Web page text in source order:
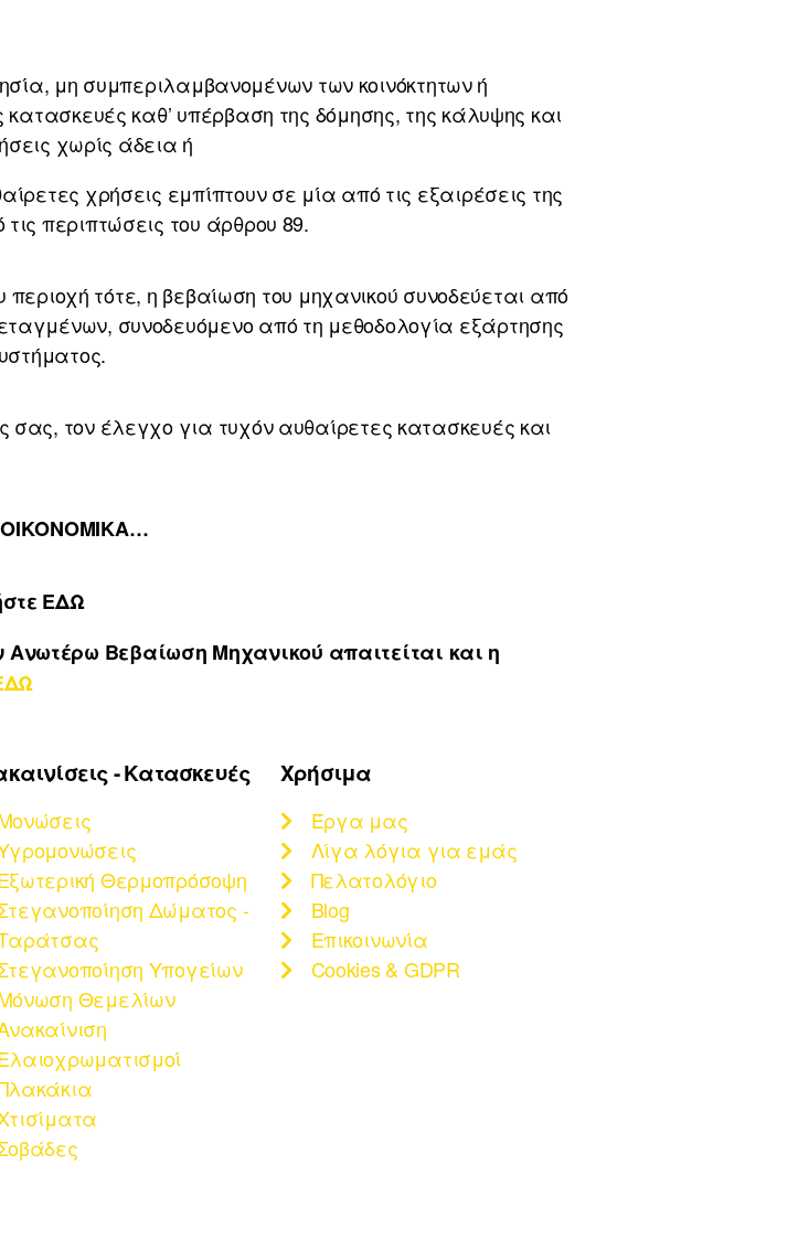
μη συμπεριλαμβανομένων των κοινόκτητων ή
καθ’ υπέρβαση της δόμησης, της κάλυψης και
χωρίς άδεια ή
χρήσεις εμπίπτουν σε μία από τις εξαιρέσεις της
περιπτώσεις του άρθρου 89.
περιοχή τότε, η βεβαίωση του μηχανικού συνοδεύεται από
συνοδευόμενο από τη μεθοδολογία εξάρτησης
τον έλεγχο για τυχόν αυθαίρετες κατασκευές και
…
ΕΔΩ
Βεβαίωση Μηχανικού απαιτείται και η
- Κατασκευές
Θερμοπρόσοψη
Δώματος -
Υπογείων
Θεμελίων
Χρήσιμα
Έργα μας
Λίγα λόγια για εμάς
Πελατολόγιο
Blog
Επικοινωνία
Cookies & GDPR